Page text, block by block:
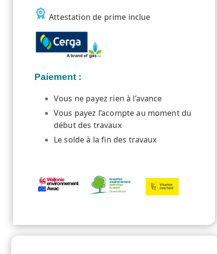
Attestation de prime inclue
Paiement :
Vous ne payez rien à l’avance
Vous payez l’acompte au moment du
début des travaux
Le solde à la fin des travaux